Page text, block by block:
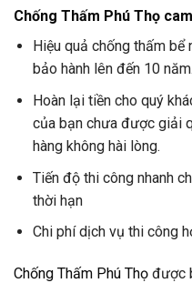
Chống Thấm Phú Thọ
Hiệu quả chống thấm
bảo hành lên đến 10 năm.
Hoàn lại tiền cho quý
của bạn chưa được giải
hàng không hài lòng.
Tiến độ thi công nhanh
thời hạn
Chi phí dịch vụ thi công
Chống Thấm Phú Thọ được